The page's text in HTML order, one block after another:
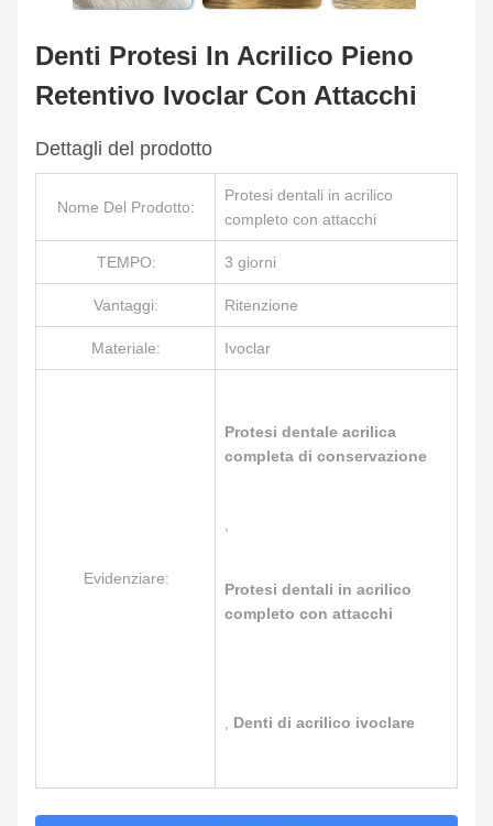
Denti Protesi In Acrilico Pieno
Retentivo Ivoclar Con Attacchi
Dettagli del prodotto
Nome Del Prodotto:
Protesi dentali in acrilico
completo con attacchi
TEMPO: 3 giorni
Vantaggi: Ritenzione
Materiale: Ivoclar
Evidenziare:
Protesi dentale acrilica
completa di conservazione
Protesi dentali in acrilico
completo con attacchi
Denti di acrilico ivoclare